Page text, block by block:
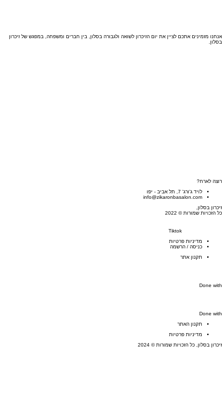
אנחנו מזמינים אתכם לציין את יום הזיכרון לשואה ולגבורה בסלון, בין חברים ומשפחה, במפגש של זיכרון
בסלון.
רוצה לארח?
לויד ג'ורג' 7, תל אביב - יפו
info@zikaronbasalon.com
זיכרון בסלון,
כל הזכויות שמורות © 2022
Tiktok
מדיניות פרטיות
כניסה / הרשמה
תקנון אתר
Done with
Done with
תקנון האתר
מדיניות פרטיות
זיכרון בסלון, כל הזכויות שמורות © 2024